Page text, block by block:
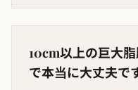
10cm以上の巨大
で本当に大丈夫で